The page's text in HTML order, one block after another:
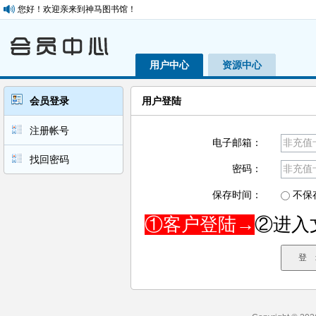
您好！欢迎亲来到神马图书馆！
用户中心 资源中心
会员登录
注册帐号
找回密码
用户登陆
电子邮箱：
密码：
保存时间： 不
①客户登陆→②进入